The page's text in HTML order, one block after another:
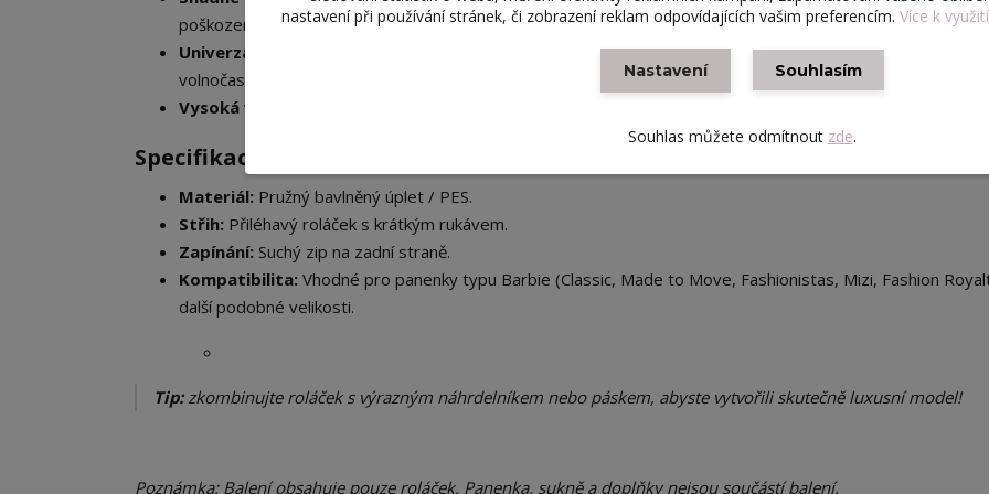
poškození účesu panenky.
Univerzální design:
Skvěle se hodí k minisukním, kalhotám i pod sako. Ideální pro tvorbu elegantních i
volnočasových outfitů.
Vysoká variabilita:
​Specifikace produktu:
Materiál: Pružný bavlněný úplet / PES.
Střih: Přiléhavý roláček s krátkým rukávem.
Zapínání: Suchý zip na zadní straně.
Kompatibilita: Vhodné pro panenky typu Barbie (Classic, Made to Move, Fashionistas, Mizi, Fashion
další podobné velikosti.
Tip:zkombinujte roláček s výrazným náhrdelníkem nebo páskem, abyste vytvořili skutečně luxusní model!
Poznámka: Balení obsahuje pouze roláček. Panenka, sukně a doplňky nejsou součástí balení.
nastavení při používání stránek, či zobrazení reklam odpovídajících vašim preferencím. Více k
Nastavení Souhlasím
Souhlas můžete odmítnout zde.